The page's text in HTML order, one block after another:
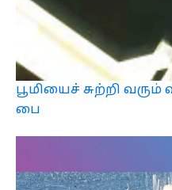
பூமியைச் சுற்றி
பை